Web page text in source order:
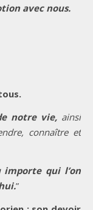
avec nous.
notre vie, ainsi
connaître et
qui l’on
”